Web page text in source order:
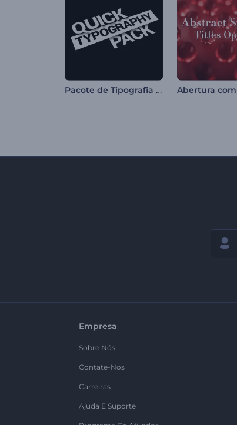
Pacote de Tipografia Rápida
Empresa
Sobre Nós
Contate-Nos
Carreiras
Ajuda E Suporte